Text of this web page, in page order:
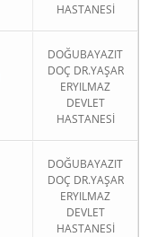
HASTANESİ
DOĞUBAYAZIT
DOÇ DR.YAŞAR
ERYILMAZ
DEVLET
HASTANESİ
DOĞUBAYAZIT
DOÇ DR.YAŞAR
ERYILMAZ
DEVLET
HASTANESİ